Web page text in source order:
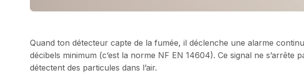
Quand ton détecteur capte de la fumée, il déclenche une alarme
décibels minimum (c’est la norme NF EN 14604). Ce signal ne s’arrête
détectent des particules dans l’air.